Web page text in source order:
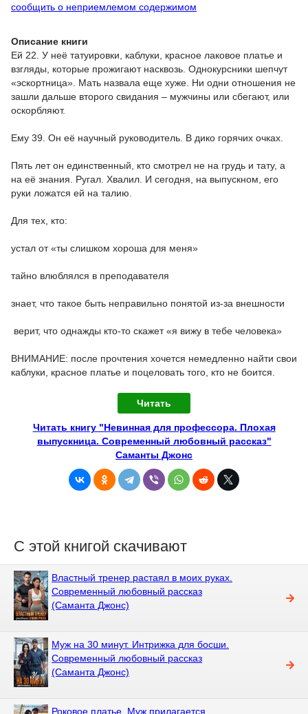
сообщить о неприемлемом содержимом
Описание книги
Ей 22. У неё татуировки, каблуки, красное лаковое платье и
взгляды, которые прожигают насквозь. Однокурсники шепчут
«эскортница». Мать назвала еще хуже. Ни одни отношения не
зашли дальше второго свидания – мужчины или сбегают, или
оскорбляют.
Ему 39. Он её научный руководитель. В дико горячих очках.
Пять лет он единственный, кто смотрел не на грудь и тату, а
на её знания. Ругал. Хвалил. И сегодня, на выпускном, его
руки ложатся ей на талию.
Для тех, кто:
устал от «ты слишком хороша для меня»
тайно влюблялся в преподавателя
знает, что такое быть неправильно понятой из-за внешности
️ верит, что однажды кто-то скажет «я вижу в тебе человека»
ВНИМАНИЕ: после прочтения хочется немедленно найти свои
каблуки, красное платье и поцеловать того, кто не боится.
Читать
Читать книгу "Невинная для профессора. Плохая
выпускница. Современный любовный рассказ"
Саманты Джонс
С этой книгой скачивают
Властный тренер растаял в моих руках.
Современный любовный рассказ
(Саманта Джонс)
Муж на 30 минут. Интрижка для босши.
Современный любовный рассказ
(Саманта Джонс)
Роковое платье. Муж прилагается